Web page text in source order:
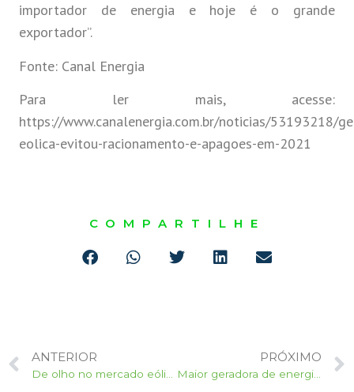
importador de energia e hoje é o grande
exportador”.
Fonte: Canal Energia
Para ler mais, acesse:
https://www.canalenergia.com.br/noticias/53193218/
eolica-evitou-racionamento-e-apagoes-em-2021
COMPARTILHE
ANTERIOR PRÓXIMO
Maior geradora de energia solar e eólica no Brasil, Enel anuncia investimento de R$ 31 bi no país em 3 anos